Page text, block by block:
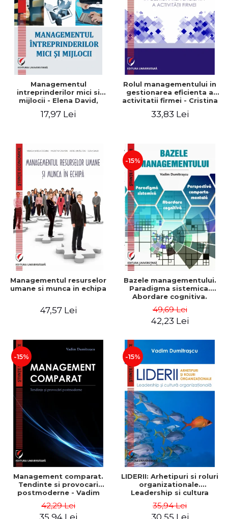
Managementul
intreprinderilor mici si
mijlocii - Elena David,
Roxana Carmen Ionescu,
17,97 Lei
Rolul managementului in
gestionarea eficienta a
activitatii firmei - Cristina
Gabriel Nastase, Mihaela-
33,83 Lei
Managementul resurselor
umane si munca in echipa
47,57 Lei
-15%
Bazele managementului.
Paradigma sistemica.
Abordare cognitiva.
comportamentala - Vadim
Dumitrascu
49,69 Lei
42,23 Lei
-15%
Management comparat.
Tendinte si provocari
postmoderne - Vadim
42,29 Lei
35,94 Lei
-15%
LIDERII: Arhetipuri si roluri
organizationale.
Leadership si cultura
Dumitrascu
35,94 Lei
30,55 Lei